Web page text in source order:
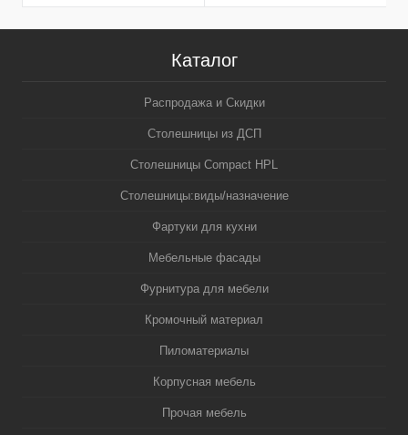
Каталог
Распродажа и Скидки
Столешницы из ДСП
Столешницы Compact HPL
Столешницы:виды/назначение
Фартуки для кухни
Мебельные фасады
Фурнитура для мебели
Кромочный материал
Пиломатериалы
Корпусная мебель
Прочая мебель